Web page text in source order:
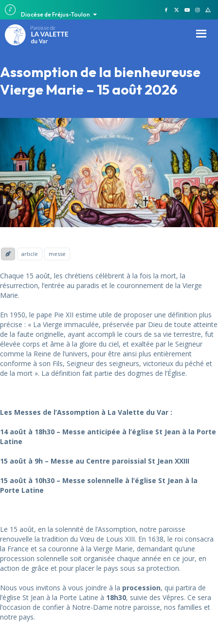
Diocèse de Fréjus-Toulon
Assomption de la bienheureuse
Vierge Marie – 15 août 2026
article messe
Chaque 15 août, les chrétiens célèbrent à la fois la mort, la
résurrection, l’entrée au paradis et le couronnement de la Vierge
Marie.
En 1950, le pape Pie XII estime utile de proposer une définition plus
précise : « La Vierge immaculée, préservée par Dieu de toute atteinte
de la faute originelle, ayant accompli le cours de sa vie terrestre, fut
élevée corps et âme à la gloire du ciel, et exaltée par le Seigneur
comme la Reine de l’univers, pour être ainsi plus entièrement
conforme à son Fils, Seigneur des seigneurs, victorieux du péché et
de la mort ». La définition fait partie des dogmes de l’Église.
Les Messes de l’Assomption à La Valette du Var :
14 août à 18h30 – Messe anticipée à l’église St Jean à la Porte
Latine
15 août à 9h – Messe au Centre paroissial St Jean XXIII
15 août à 10h30 – Messe solennelle à l’église St Jean à la
Porte Latine
Le 15 août, en la solennité de l’Assomption, notre paroisse
renouvelle la tradition du Vœu de Louis XIII. En 1638, le roi consacra
la France et sa couronne à la Vierge Marie, demandant qu’une
procession solennelle soit organisée chaque année en ce jour, en
action de grâce et pour placer le pays sous sa protection.
Nous vous invitons à vous joindre à la procession, qui partira de
l’église St Jean à la Porte Latine à 18h30, suivie des Vêpres. Ce sera
l’occasion de confier à Notre-Dame notre paroisse, nos familles et
notre pays.